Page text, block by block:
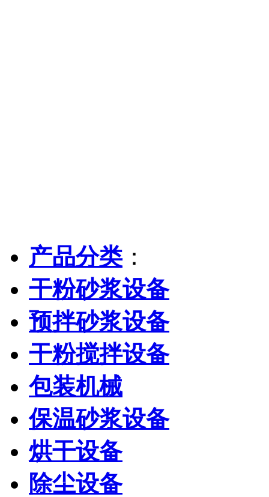
产品分类：
干粉砂浆设备
预拌砂浆设备
干粉搅拌设备
包装机械
保温砂浆设备
烘干设备
除尘设备